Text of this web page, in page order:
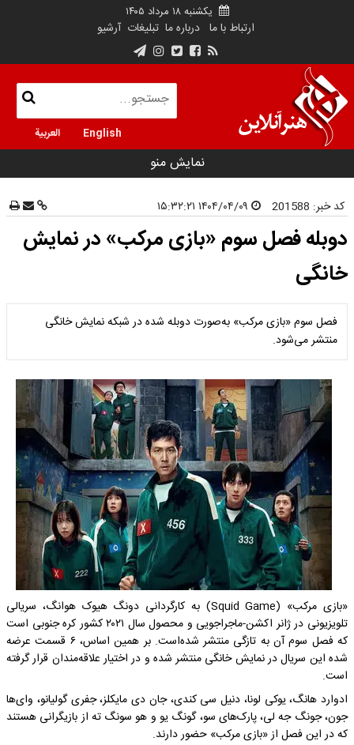
یکشنبه ۱۸ مرداد ۱۴۰۵
ارتباط با ما درباره ما تبلیغات آرشیو
English العربية
نمایش منو
کد خبر: 201588
دوبله فصل سوم «بازی مرکب» در نمایش
خانگی
فصل سوم «بازی مرکب» به‌صورت دوبله شده در شبکه نمایش خانگی
منتشر می‌شود.
«بازی مرکب» (Squid Game) به کارگردانی دونگ هیوک هوانگ، سریالی
تلویزیونی در ژانر اکشن-ماجراجویی و محصول سال ۲۰۲۱ کشور کره جنوبی است
که فصل سوم آن به تازگی منتشر شده‌است. بر همین اساس، ۶ قسمت عرضه
شده این سریال در نمایش خانگی منتشر شده و در اختیار علاقه‌مندان قرار گرفته
است.
ادوارد هانگ، یوکی لونا، دنیل سی کندی، جان دی مایکلز، جفری گولیانو، وای‌ها
جون، جونگ جه لی، پارک‌های سو، گونگ یو و هو سونگ ته از بازیگرانی‌ هستند
که در این فصل از «بازی مرکب» حضور دارند.